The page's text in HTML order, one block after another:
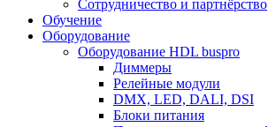
Сотрудничество и партнёрство
Обучение
Оборудование
Оборудование HDL buspro
Диммеры
Релейные модули
DMX, LED, DALI, DSI
Блоки питания